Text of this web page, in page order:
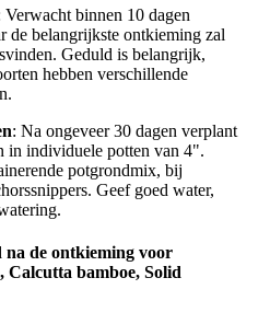
Verwacht binnen 10 dagen
de belangrijkste ontkieming zal
Geduld is belangrijk,
hebben verschillende
: Na ongeveer 30 dagen verplant
in individuele potten van 4".
potgrondmix, bij
Geef goed water,
de ontkieming voor
Calcutta bamboe, Solid